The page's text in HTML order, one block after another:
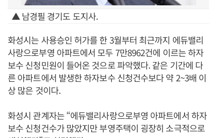
▲ 남경필 경기도 도지사.
화성시는 사용승인 허가를 한 3월부터 최근까지 에듀밸리
사랑으로부영 아파트에서 모두 7만8962건에 이르는 하자
보수 신청민원이 들어온 것으로 파악했다. 같은 기간에 다
른 아파트에서 발생한 하자보수 신청건수보다 약 2~3배 이
상 많은 것이다.
화성시 관계자는 “에듀밸리사랑으로부영 아파트에서 하자
보수 신청건수가 많았지만 부영주택이 굉장히 소극적으로